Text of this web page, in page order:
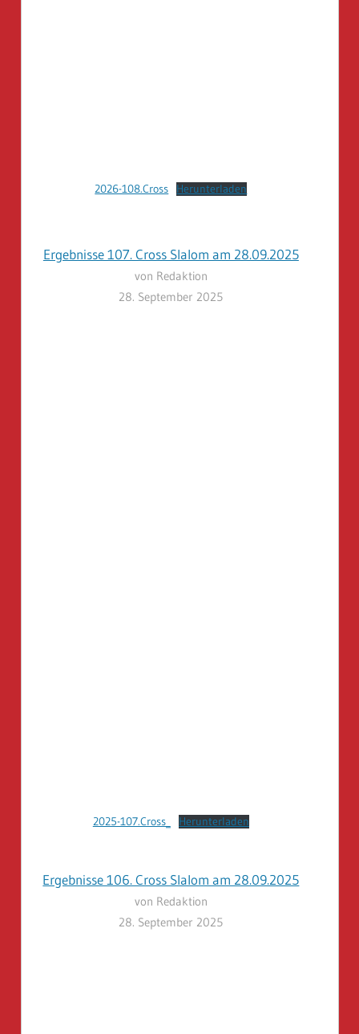
2026-108.Cross Herunterladen
Ergebnisse 107. Cross Slalom am 28.09.2025
von Redaktion
28. September 2025
2025-107.Cross_ Herunterladen
Ergebnisse 106. Cross Slalom am 28.09.2025
von Redaktion
28. September 2025